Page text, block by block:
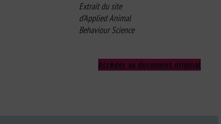
Extrait du site
d’Applied Animal
Behaviour Science
Accéder au document original